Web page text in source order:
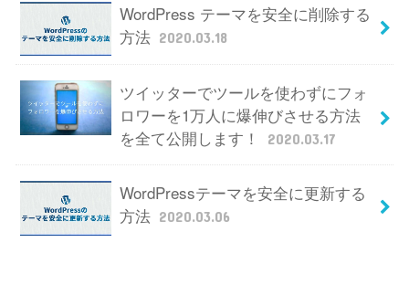
WordPress テーマを安全に削除する
方法 2020.03.18
ツイッターでツールを使わずにフォ
ロワーを1万人に爆伸びさせる方法
を全て公開します！
2020.03.17
WordPressテーマを安全に更新する
方法 2020.03.06